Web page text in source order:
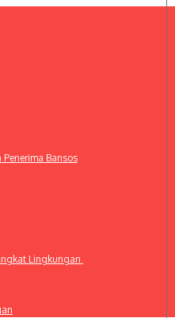
Bansos
Lingkungan